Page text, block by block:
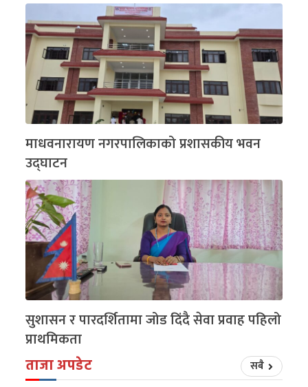
माधवनारायण नगरपालिकाको प्रशासकीय भवन
उद्घाटन
सुशासन र पारदर्शितामा जोड दिंदै सेवा प्रवाह पहिलो
प्राथमिकता
ताजा अपडेट सबै